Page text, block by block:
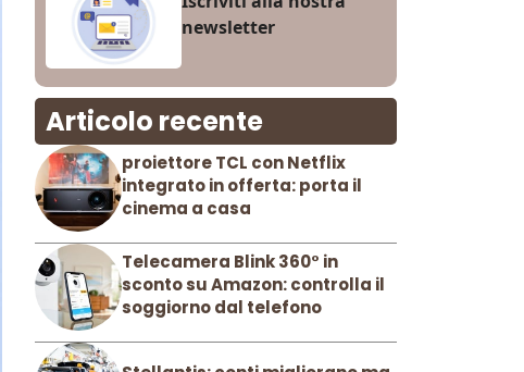
newsletter
Articolo recente
proiettore TCL con Netflix
integrato in offerta: porta il
cinema a casa
Telecamera Blink 360° in
sconto su Amazon: controlla il
soggiorno dal telefono